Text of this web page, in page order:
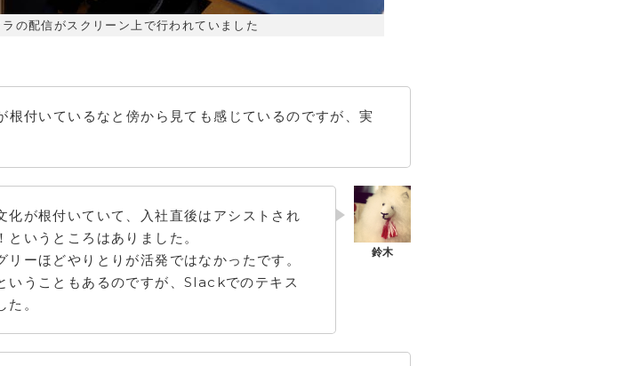
の配信がスクリーン上で行われていました
根付いているなと傍から見ても感じているのですが、実
が根付いていて、入社直後はアシストされ
いうところはありました。
ーほどやりとりが活発ではなかったです。
いうこともあるのですが、Slackでのテキス
。